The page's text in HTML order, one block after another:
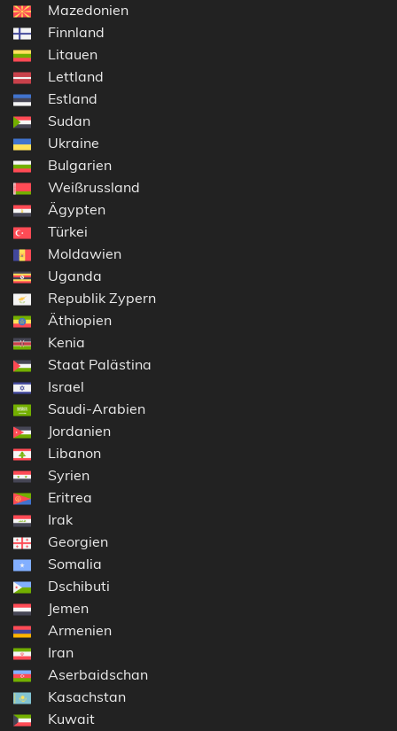
Mazedonien
Finnland
Litauen
Lettland
Estland
Sudan
Ukraine
Bulgarien
Weißrussland
Ägypten
Türkei
Moldawien
Uganda
Republik Zypern
Äthiopien
Kenia
Staat Palästina
Israel
Saudi-Arabien
Jordanien
Libanon
Syrien
Eritrea
Irak
Georgien
Somalia
Dschibuti
Jemen
Armenien
Iran
Aserbaidschan
Kasachstan
Kuwait